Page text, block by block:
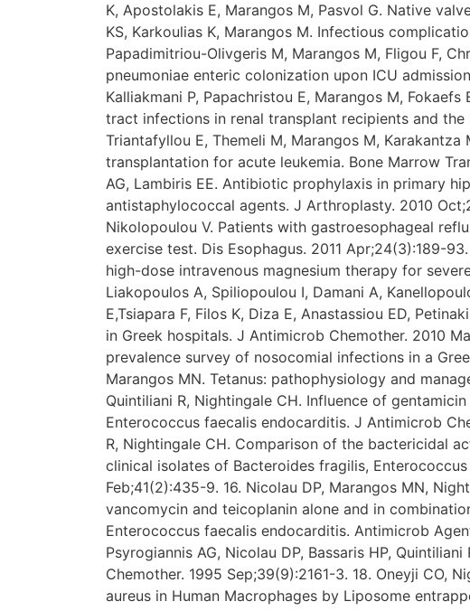
K, Apostolakis E, Marangos M, Pasvol G. Native
KS, Karkoulias K, Marangos M. Infectious
Papadimitriou-Olivgeris M, Marangos M, Fligou F,
pneumoniae enteric colonization upon ICU
Kalliakmani P, Papachristou E, Marangos M,
tract infections in renal transplant recipients and
Triantafyllou E, Themeli M, Marangos M,
transplantation for acute leukemia. Bone Marrow
AG, Lambiris EE. Antibiotic prophylaxis in primary
antistaphylococcal agents. J Arthroplasty. 2010
Nikolopoulou V. Patients with gastroesophageal
exercise test. Dis Esophagus. 2011 Apr;24(3):189-
high-dose intravenous magnesium therapy for
Liakopoulos A, Spiliopoulou I, Damani A,
E,Tsiapara F, Filos K, Diza E, Anastassiou ED,
in Greek hospitals. J Antimicrob Chemother. 2010
prevalence survey of nosocomial infections in a
Marangos MN. Tetanus: pathophysiology and
Quintiliani R, Nightingale CH. Influence of
Enterococcus faecalis endocarditis. J Antimicrob
R, Nightingale CH. Comparison of the bactericidal
clinical isolates of Bacteroides fragilis,
Feb;41(2):435-9. 16. Nicolau DP, Marangos MN,
vancomycin and teicoplanin alone and in
Enterococcus faecalis endocarditis. Antimicrob
Psyrogiannis AG, Nicolau DP, Bassaris HP,
Chemother. 1995 Sep;39(9):2161-3. 18. Oneyji CO,
aureus in Human Macrophages by Liposome